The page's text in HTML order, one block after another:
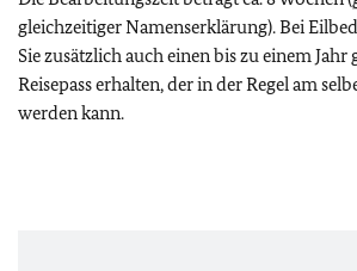
gleichzeitiger Namenserklärung). Bei
Sie zusätzlich auch einen bis zu einem
Reisepass erhalten, der in der Regel am
werden kann.